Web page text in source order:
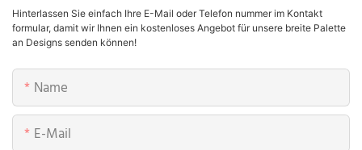
Hinterlassen Sie einfach Ihre E-Mail oder Telefon nummer im Kontakt
formular, damit wir Ihnen ein kostenloses Angebot für unsere breite Palette
an Designs senden können!
Name
E-Mail